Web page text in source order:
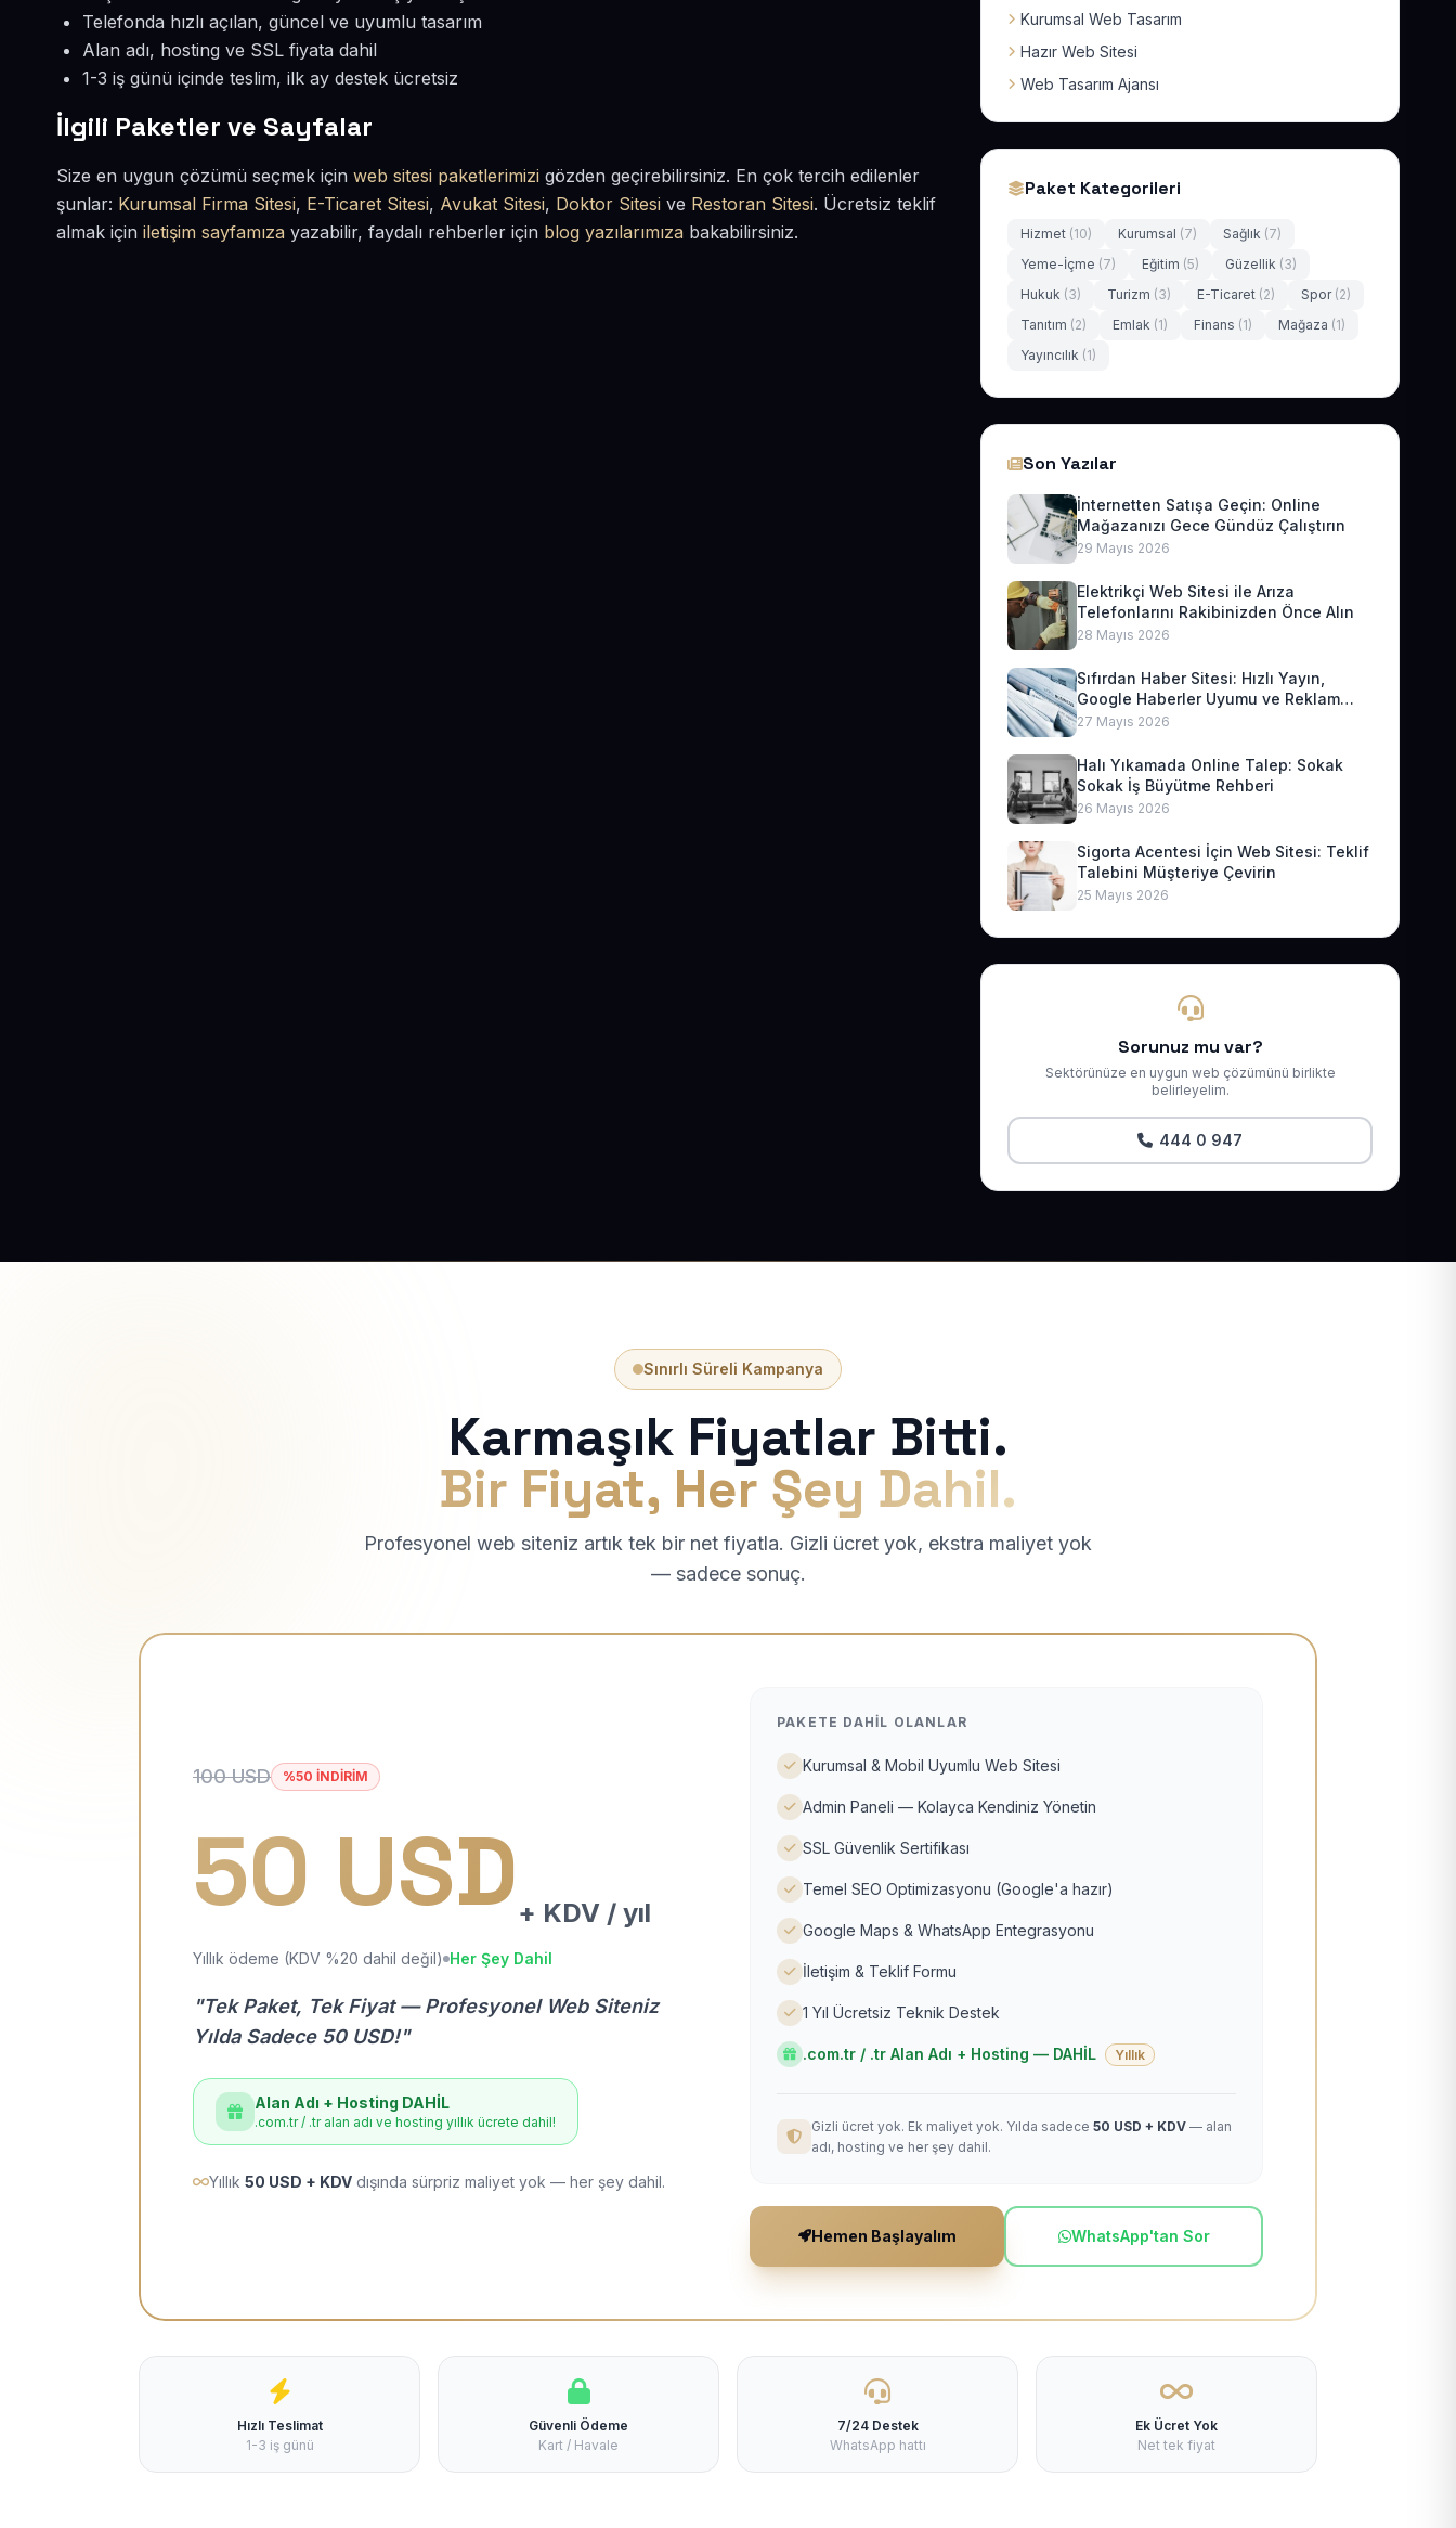
Telefonda hızlı açılan, güncel ve uyumlu tasarım
Alan adı, hosting ve SSL fiyata dahil
1-3 iş günü içinde teslim, ilk ay destek ücretsiz
İlgili Paketler ve Sayfalar
Size en uygun çözümü seçmek için web sitesi paketlerimizi gözden geçirebilirsiniz. En çok tercih edilenler
şunlar: Kurumsal Firma Sitesi, E-Ticaret Sitesi, Avukat Sitesi, Doktor Sitesi ve Restoran Sitesi. Ücretsiz teklif
almak için iletişim sayfamıza yazabilir, faydalı rehberler için blog yazılarımıza bakabilirsiniz.
Kurumsal Web Tasarım
Hazır Web Sitesi
Web Tasarım Ajansı
Paket Kategorileri
Hizmet (10) Kurumsal (7) Sağlık (7)
Yeme-İçme (7) Eğitim (5) Güzellik (3)
Hukuk (3) Turizm (3) E-Ticaret (2) Spor (2)
Tanıtım (2) Emlak (1) Finans (1) Mağaza (1)
Yayıncılık (1)
Son Yazılar
İnternetten Satışa Geçin: Online
Mağazanızı Gece Gündüz Çalıştırın
29 Mayıs 2026
Elektrikçi Web Sitesi ile Arıza
Telefonlarını Rakibinizden Önce Alın
28 Mayıs 2026
Sıfırdan Haber Sitesi: Hızlı Yayın,
Google Haberler Uyumu ve Reklam
Geliri
27 Mayıs 2026
Halı Yıkamada Online Talep: Sokak
Sokak İş Büyütme Rehberi
26 Mayıs 2026
Sigorta Acentesi İçin Web Sitesi: Teklif
Talebini Müşteriye Çevirin
25 Mayıs 2026
Sorunuz mu var?
Sektörünüze en uygun web çözümünü birlikte
belirleyelim.
444 0 947
Sınırlı Süreli Kampanya
Karmaşık Fiyatlar Bitti.
Bir Fiyat, Her Şey Dahil.
Profesyonel web siteniz artık tek bir net fiyatla. Gizli ücret yok, ekstra maliyet yok
— sadece sonuç.
100 USD %50 İNDİRİM
50 USD + KDV / yıl
Yıllık ödeme (KDV %20 dahil değil) Her Şey Dahil
"Tek Paket, Tek Fiyat — Profesyonel Web Siteniz
Yılda Sadece 50 USD!"
Alan Adı + Hosting DAHİL
.com.tr / .tr alan adı ve hosting yıllık ücrete dahil!
Yıllık 50 USD + KDV dışında sürpriz maliyet yok — her şey dahil.
PAKETE DAHIL OLANLAR
Kurumsal & Mobil Uyumlu Web Sitesi
Admin Paneli — Kolayca Kendiniz Yönetin
SSL Güvenlik Sertifikası
Temel SEO Optimizasyonu (Google'a hazır)
Google Maps & WhatsApp Entegrasyonu
İletişim & Teklif Formu
1 Yıl Ücretsiz Teknik Destek
.com.tr / .tr Alan Adı + Hosting — DAHİL Yıllık
Gizli ücret yok. Ek maliyet yok. Yılda sadece 50 USD + KDV — alan
adı, hosting ve her şey dahil.
Hemen Başlayalım WhatsApp'tan Sor
Hızlı Teslimat
1-3 iş günü
Güvenli Ödeme
Kart / Havale
7/24 Destek
WhatsApp hattı
Ek Ücret Yok
Net tek fiyat